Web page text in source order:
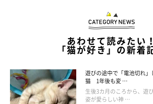
あわせて読みたい！
「猫が好き」の新着
遊びの途中で「電池切れ
猫 1年後も変 …
生後3カ月のころから、遊
姿が愛らしい神 …